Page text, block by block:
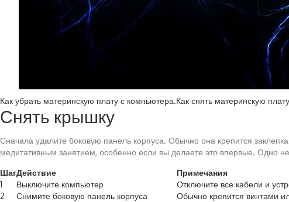
Как убрать материнскую плату с компьютера.Как снять материнскую плату
Снять крышку
Сначала удалите боковую панель корпуса. Обычно она крепится
медитативным занятием, особенно если вы делаете это впервые. Одно
ШагДействие
Примечания
1
Выключите компьютер
Отключите все кабели и
2
Снимите боковую панель корпуса
Обычно крепится винтами